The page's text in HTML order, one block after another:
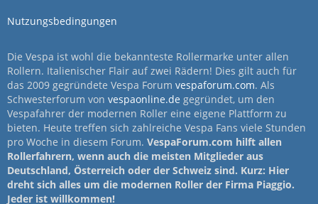
Nutzungsbedingungen
Die Vespa ist wohl die bekannteste Rollermarke unter allen
Rollern. Italienischer Flair auf zwei Rädern! Dies gilt auch für
das 2009 gegründete Vespa Forum vespaforum.com. Als
Schwesterforum von vespaonline.de gegründet, um den
Vespafahrer der modernen Roller eine eigene Plattform zu
bieten. Heute treffen sich zahlreiche Vespa Fans viele Stunden
pro Woche in diesem Forum. VespaForum.com hilft allen
Rollerfahrern, wenn auch die meisten Mitglieder aus
Deutschland, Österreich oder der Schweiz sind. Kurz: Hier
dreht sich alles um die modernen Roller der Firma Piaggio.
Jeder ist willkommen!